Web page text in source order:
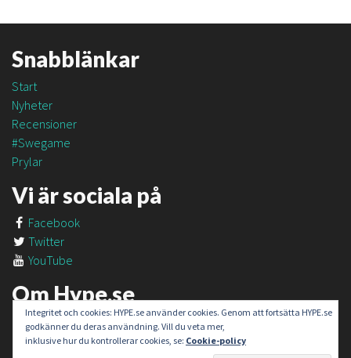
Snabblänkar
Start
Nyheter
Recensioner
#Swegame
Prylar
Vi är sociala på
Facebook
Twitter
YouTube
Om Hype.se
Om oss
Om #SweGame
Integritet och cookies: HYPE.se använder cookies. Genom att fortsätta HYPE.se
godkänner du deras användning. Vill du veta mer,
inklusive hur du kontrollerar cookies, se: Cookie-policy